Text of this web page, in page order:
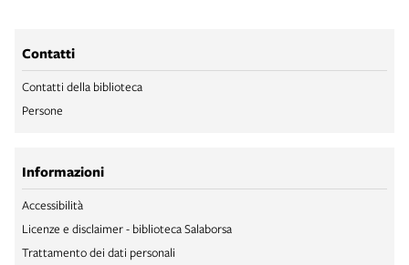
Contatti
Contatti della biblioteca
Persone
Informazioni
Accessibilità
Licenze e disclaimer - biblioteca Salaborsa
Trattamento dei dati personali